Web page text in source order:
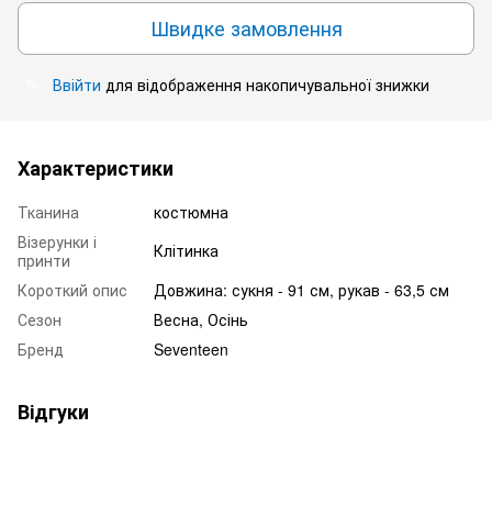
Швидке замовлення
Ввійти для відображення накопичувальної знижки
Характеристики
Тканина
костюмна
Візерунки і
принти
Клітинка
Короткий опис
Довжина: сукня - 91 см, рукав - 63,5 см
Сезон
Весна, Осінь
Бренд
Seventeen
Відгуки